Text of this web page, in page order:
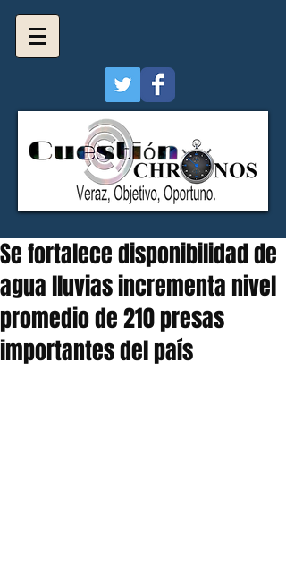
Se fortalece disponibilidad de
agua lluvias incrementa nivel
promedio de 210 presas
importantes del país